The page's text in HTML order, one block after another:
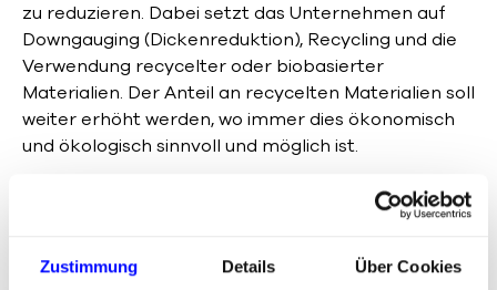
Zustimmung Details Über Cookies
zu reduzieren. Dabei setzt das Unternehmen auf
Downgauging (Dickenreduktion), Recycling und die
Verwendung recycelter oder biobasierter
Materialien. Der Anteil an recycelten Materialien soll
weiter erhöht werden, wo immer dies ökonomisch
und ökologisch sinnvoll und möglich ist.
Nachhaltigkeitsbericht online, als PDF-Version, zu
realisieren und zur Verfügung zu stellen.